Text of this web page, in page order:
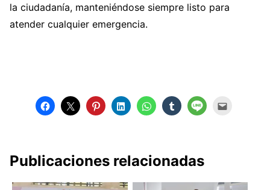
la ciudadanía, manteniéndose siempre listo para
atender cualquier emergencia.
Publicaciones relacionadas